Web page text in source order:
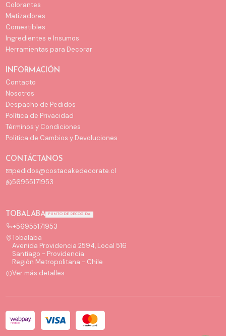
Colorantes
Matizadores
Comestibles
Ingredientes e Insumos
Herramientas para Decorar
INFORMACIÓN
Contacto
Nosotros
Despacho de Pedidos
Política de Privacidad
Términos y Condiciones
Política de Cambios y Devoluciones
CONTÁCTANOS
pedidos@costacakedecorate.cl
56955171953
TOBALABA PUNTO DE RECOGIDA
+56955171953
Tobalaba
Avenida Providencia 2594, Local 516
Santiago - Providencia
Región Metropolitana - Chile
Ver más detalles